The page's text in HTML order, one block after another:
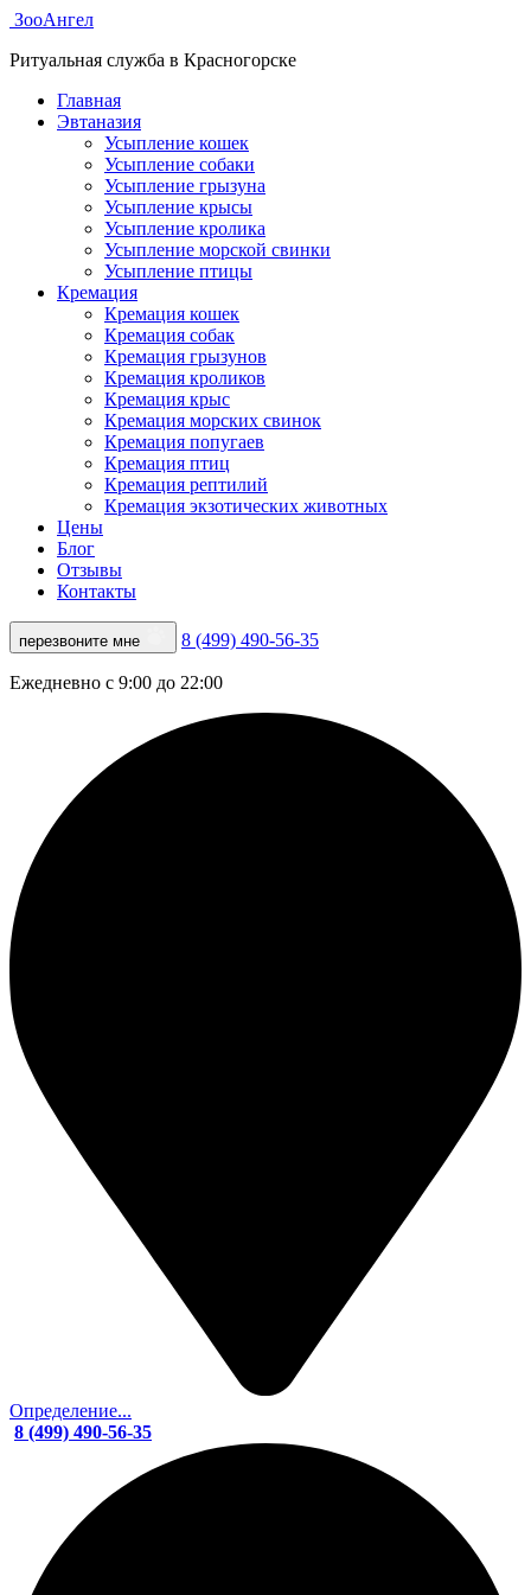
ЗооАнгел
Ритуальная служба в Красногорске
Главная
Эвтаназия
Усыпление кошек
Усыпление собаки
Усыпление грызуна
Усыпление крысы
Усыпление кролика
Усыпление морской свинки
Усыпление птицы
Кремация
Кремация кошек
Кремация собак
Кремация грызунов
Кремация кроликов
Кремация крыс
Кремация морских свинок
Кремация попугаев
Кремация птиц
Кремация рептилий
Кремация экзотических животных
Цены
Блог
Отзывы
Контакты
перезвоните мне 8 (499) 490-56-35
Ежедневно с 9:00 до 22:00
Определение...
8 (499) 490-56-35